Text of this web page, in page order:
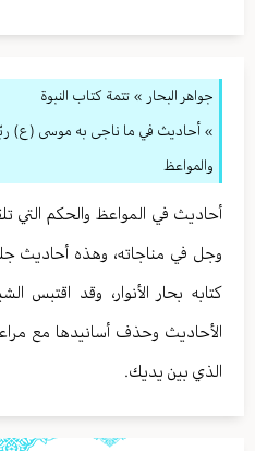
جواهر البحار » تتمة كتاب النبوة
» أحاديث في ما ناجى به موسى (ع)
والمواعظ
أحاديث في المواعظ والحكم التي
وجل في مناجاته، وهذه أحاديث
كتابه بحار الأنوار، وقد
الأحاديث وحذف أسانيدها مع
الذي بين يديك.